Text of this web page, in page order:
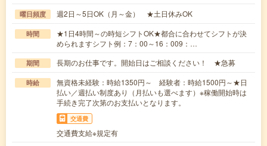
曜日頻度 週2日～5日OK（月～金） ★土日休みOK
時間
★1日4時間～の時短シフトOK★都合に合わせてシフトが決
められますシフト例：7：00～16：009：…
期間 長期のお仕事です。開始日はご相談ください！ ★急募
時給
無資格未経験：時給1350円～ 経験者：時給1500円～★日
払い／週払い制度あり（月払いも選べます）※稼働開始時は
手続き完了次第のお支払いとなります。
交通費
交通費支給※規定有